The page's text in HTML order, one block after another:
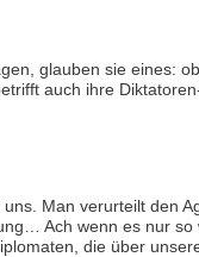
glauben sie eines:
auch ihre
Man verurteilt den
Ach wenn es nur
die über